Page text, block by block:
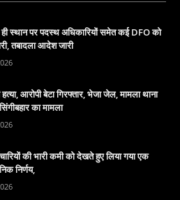
स्थान पर पदस्थ अधिकारियों समेत कई DFO को
तबादला आदेश जारी
आरोपी बेटा गिरफ्तार, भेजा जेल, मामला थाना
का मामला
की भारी कमी को देखते हुए लिया गया एक
निर्णय,